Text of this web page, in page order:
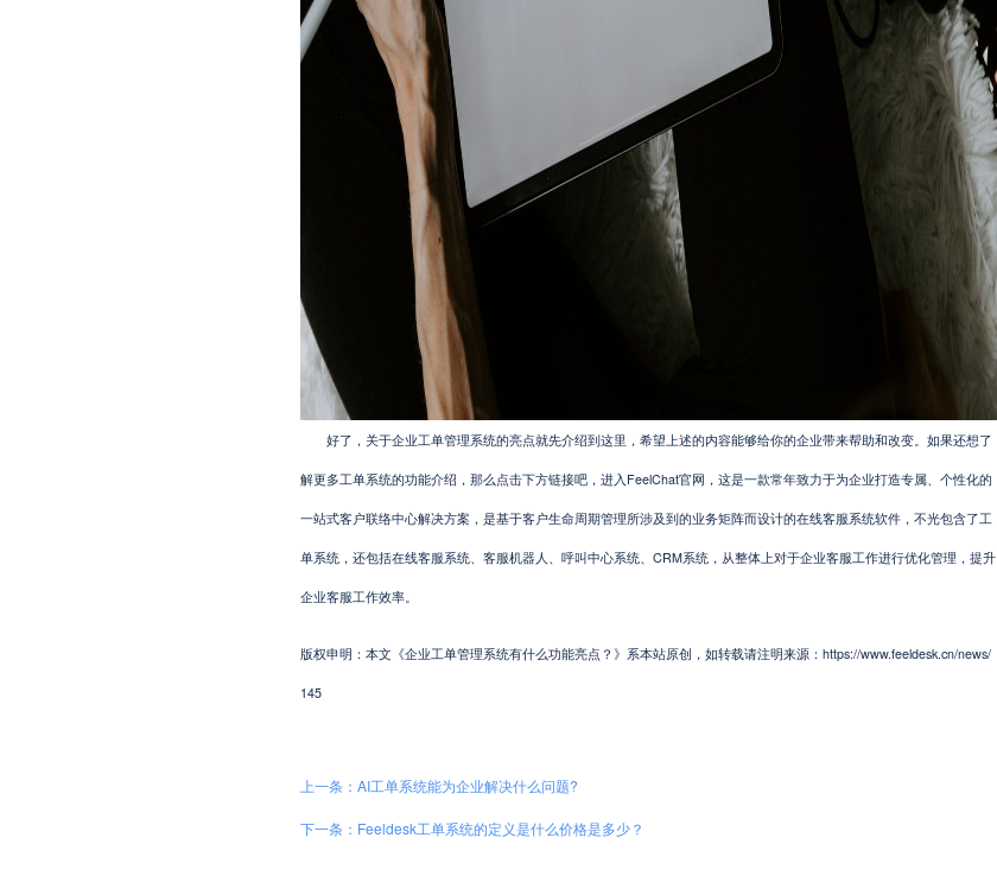
好了，关于企业工单管理系统的亮点就先介绍到这里，希望上述的内容能够给你的企业带来帮助和改变。如果还想了
解更多工单系统的功能介绍，那么点击下方链接吧，进入FeelChat官网，这是一款常年致力于为企业打造专属、个性化的
一站式客户联络中心解决方案，是基于客户生命周期管理所涉及到的业务矩阵而设计的在线客服系统软件，不光包含了工
单系统，还包括在线客服系统、客服机器人、呼叫中心系统、CRM系统，从整体上对于企业客服工作进行优化管理，提升
企业客服工作效率。
版权申明：本文《企业工单管理系统有什么功能亮点？》系本站原创，如转载请注明来源：https://www.feeldesk.cn/news/
145
上一条：AI工单系统能为企业解决什么问题?
下一条：Feeldesk工单系统的定义是什么价格是多少？